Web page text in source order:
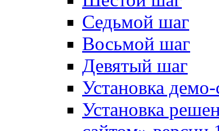
Седьмой шаг
Восьмой шаг
Девятый шаг
Установка
Установка